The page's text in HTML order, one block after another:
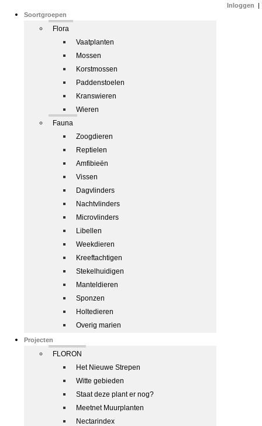
Soortgroepen
Flora
Vaatplanten
Mossen
Korstmossen
Paddenstoelen
Kranswieren
Wieren
Fauna
Zoogdieren
Reptielen
Amfibieën
Vissen
Dagvlinders
Nachtvlinders
Microvlinders
Libellen
Weekdieren
Kreeftachtigen
Stekelhuidigen
Manteldieren
Sponzen
Holtedieren
Overig marien
Projecten
FLORON
Het Nieuwe Strepen
Witte gebieden
Staat deze plant er nog?
Meetnet Muurplanten
Nectarindex
Inloggen |